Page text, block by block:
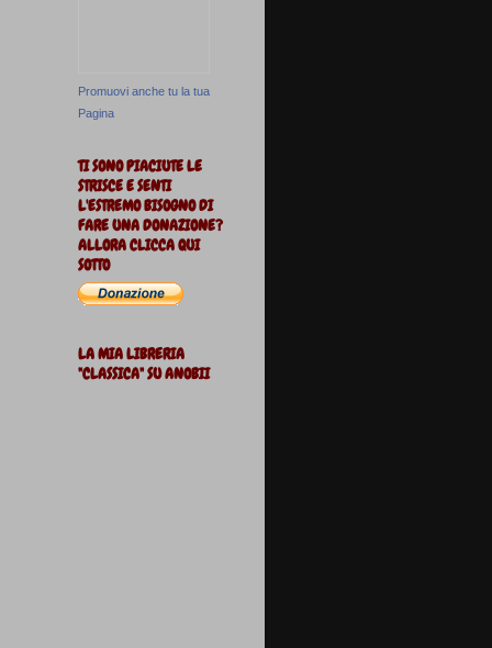
Promuovi anche tu la tua
Pagina
TI SONO PIACIUTE LE
STRISCE E SENTI
L'ESTREMO BISOGNO DI
FARE UNA DONAZIONE?
ALLORA CLICCA QUI
SOTTO
LA MIA LIBRERIA
"CLASSICA" SU ANOBII